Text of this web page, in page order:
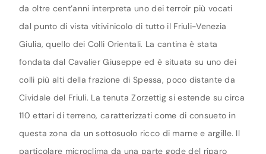
da oltre cent’anni interpreta uno dei terroir più vocati
dal punto di vista vitivinicolo di tutto il Friuli-Venezia
Giulia, quello dei Colli Orientali. La cantina è stata
fondata dal Cavalier Giuseppe ed è situata su uno dei
colli più alti della frazione di Spessa, poco distante da
Cividale del Friuli. La tenuta Zorzettig si estende su circa
110 ettari di terreno, caratterizzati come di consueto in
questa zona da un sottosuolo ricco di marne e argille. Il
particolare microclima da una parte gode del riparo